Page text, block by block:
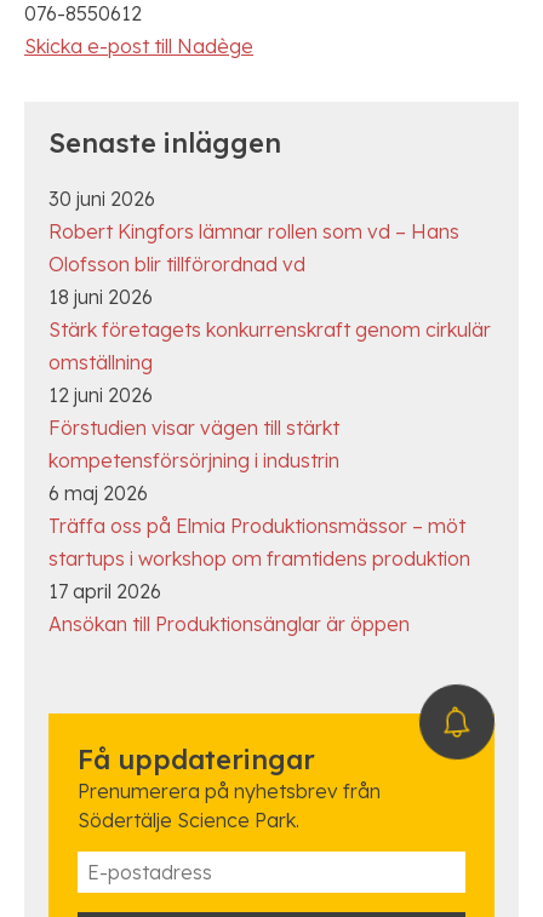
076-8550612
Skicka e-post till Nadège
Senaste inläggen
30 juni 2026
Robert Kingfors lämnar rollen som vd – Hans
Olofsson blir tillförordnad vd
18 juni 2026
Stärk företagets konkurrenskraft genom cirkulär
omställning
12 juni 2026
Förstudien visar vägen till stärkt
kompetensförsörjning i industrin
6 maj 2026
Träffa oss på Elmia Produktionsmässor – möt
startups i workshop om framtidens produktion
17 april 2026
Ansökan till Produktionsänglar är öppen
Få uppdateringar
Prenumerera på nyhetsbrev från
Södertälje Science Park.